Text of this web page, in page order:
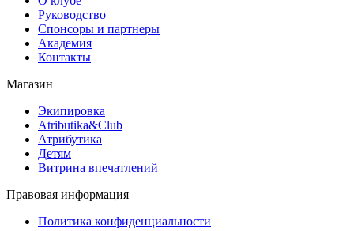
Руководство
Спонсоры и партнеры
Академия
Контакты
Магазин
Экипировка
Atributika&Club
Атрибутика
Детям
Витрина впечатлений
Правовая информация
Политика конфиденциальности